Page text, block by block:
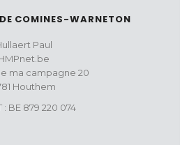
DE COMINES-WARNETON
Paul
ma campagne 20
Houthem
: BE 879 220 074